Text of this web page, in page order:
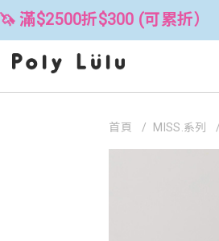
$300 (可累折）
首頁 MISS.系列